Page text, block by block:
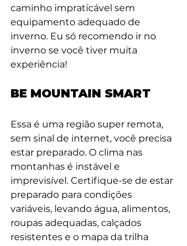
caminho impraticável sem
equipamento adequado de
inverno. Eu só recomendo ir no
inverno se você tiver muita
experiência!
BE MOUNTAIN SMART
Essa é uma região super remota,
sem sinal de internet, você precisa
estar preparado. O clima nas
montanhas é instável e
imprevisível. Certifique-se de estar
preparado para condições
variáveis, levando água, alimentos,
roupas adequadas, calçados
resistentes e o mapa da trilha